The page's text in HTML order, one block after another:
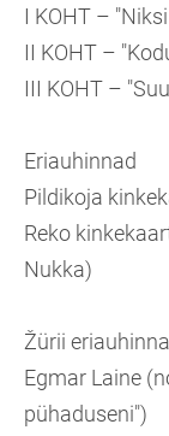
I KOHT –
II KOHT –
III KOHT –
Eriauhinnad
Pildikoja
Reko
Nukka)
Žürii
Egmar Laine
pühaduseni")